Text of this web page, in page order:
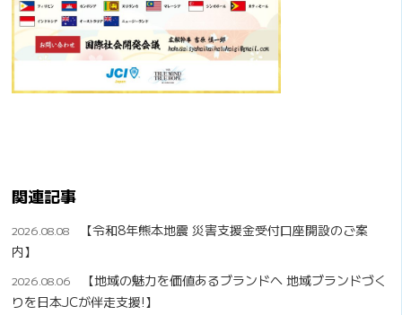
関連記事
2026.08.08
【令和8年熊本地震 災害支援金受付口座開設のご案
内】
2026.08.06
【地域の魅力を価値あるブランドへ 地域ブランドづく
りを日本JCが伴走支援!】